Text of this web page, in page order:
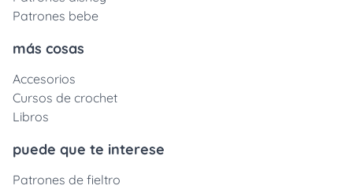
Patrones bebe
más cosas
Accesorios
Cursos de crochet
Libros
puede que te interese
Patrones de fieltro